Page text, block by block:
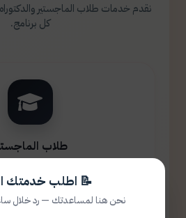
نقدم خدمات طلاب الماجستير
كل برنامج.
طلاب
📝 اطلب خدمتك
نحن هنا لمساعدتك — رد خلال